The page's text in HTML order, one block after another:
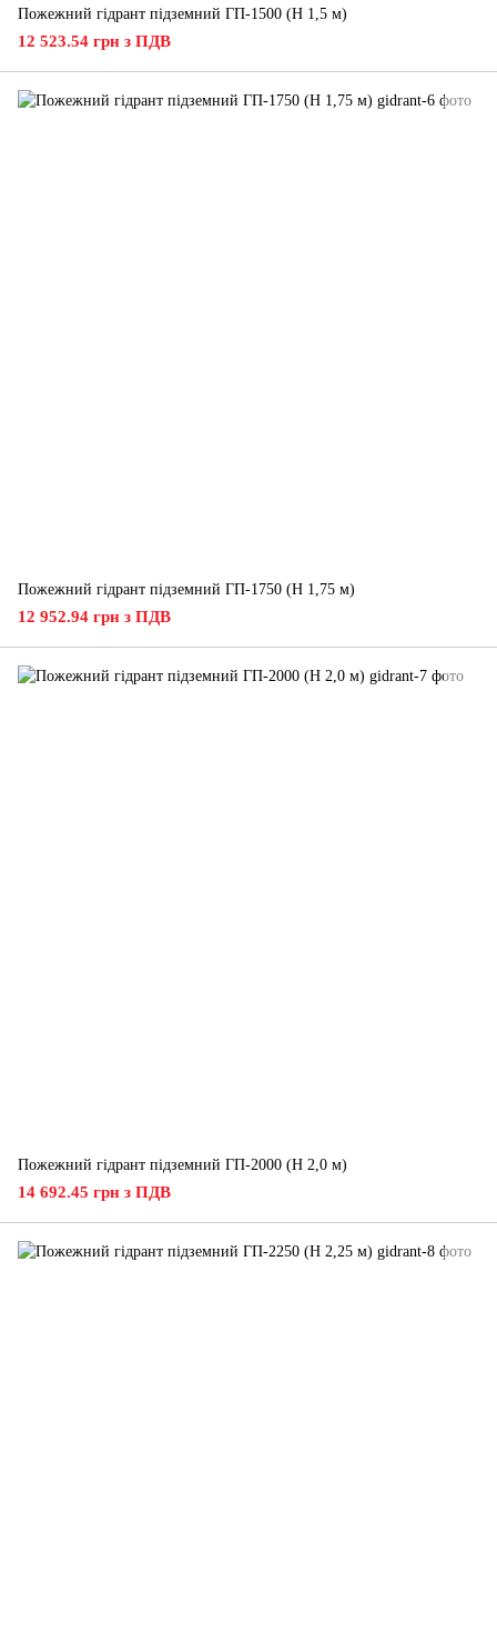
Пожежний гідрант підземний ГП-1500 (H 1,5 м)
12 523.54 грн з ПДВ
Пожежний гідрант підземний ГП-1750 (H 1,75 м)
12 952.94 грн з ПДВ
Пожежний гідрант підземний ГП-2000 (H 2,0 м)
14 692.45 грн з ПДВ